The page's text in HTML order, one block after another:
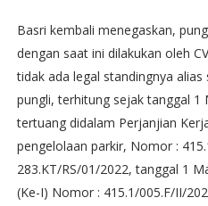
Basri kembali menegaskan,
dengan saat ini dilakukan oleh
tidak ada legal standingnya
pungli, terhitung sejak tanggal 1
tertuang didalam Perjanjian
pengelolaan parkir, Nomor :
283.KT/RS/01/2022, tanggal 1
(Ke-I) Nomor : 415.1/005.F/II/